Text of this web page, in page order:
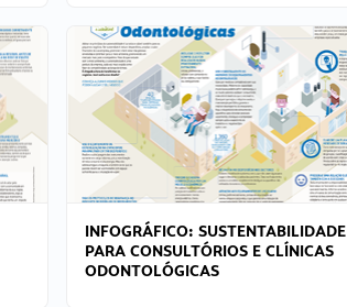
INFOGRÁFICO: SUSTENTABILIDADE
PARA CONSULTÓRIOS E CLÍNICAS
ODONTOLÓGICAS